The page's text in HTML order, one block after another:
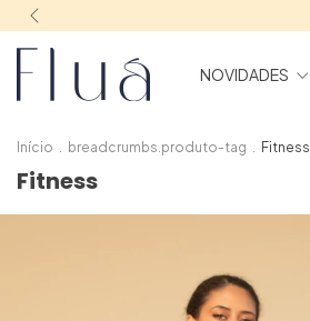
NOVIDADES
Início . breadcrumbs.produto-tag . Fitness
Fitness